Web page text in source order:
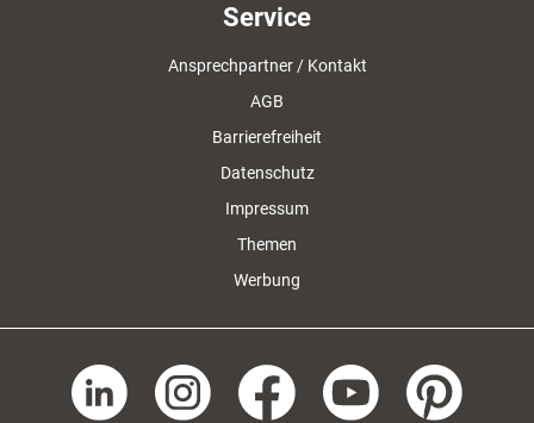
Service
Ansprechpartner / Kontakt
AGB
Barrierefreiheit
Datenschutz
Impressum
Themen
Werbung